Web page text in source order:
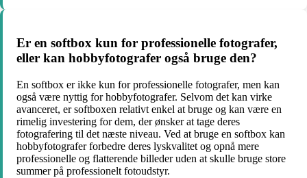
Er en softbox kun for professionelle fotografer,
eller kan hobbyfotografer også bruge den?
En softbox er ikke kun for professionelle fotografer, men kan
også være nyttig for hobbyfotografer. Selvom det kan virke
avanceret, er softboxen relativt enkel at bruge og kan være en
rimelig investering for dem, der ønsker at tage deres
fotografering til det næste niveau. Ved at bruge en softbox kan
hobbyfotografer forbedre deres lyskvalitet og opnå mere
professionelle og flatterende billeder uden at skulle bruge store
summer på professionelt fotoudstyr.